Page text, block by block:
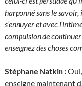
harponné sans le savoir,
s’ennuyer et avec
compulsion de continuer
enseignez des choses
Stéphane Natkin :
enseigne maintenant